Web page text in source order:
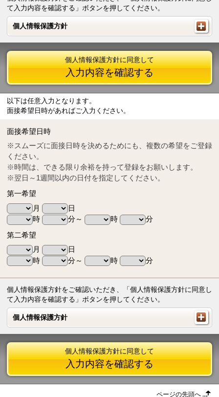
て入力内容を確認する」ボタンを押してください。
個人情報保護方針
個人情報保護方針
Tel
0570-55-0314
個人情報保護方針に同意して
入力内容を確認する
以下は任意入力となります。
面接希望日時があればご入力ください。
面接希望日時
※スムーズに面接日時を決めるためにも、複数の希望をご登録
ください。
※時間は、できる限り余裕を持って登録をお願いします。
※翌日～1週間以内の日付を指定してください。
第一希望
月
日
時
分～ 時
分
第二希望
月
日
時
分～ 時 分
個人情報保護方針をご確認いただき、「個人情報保護方針に同意し
て入力内容を確認する」ボタンを押してください。
個人情報保護方針
個人情報保護方針
個人情報保護方針に同意して
入力内容を確認する
ページの先頭へ